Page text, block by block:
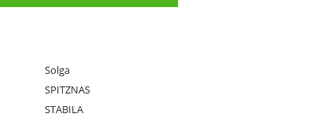
Solga
SPITZNAS
STABILA